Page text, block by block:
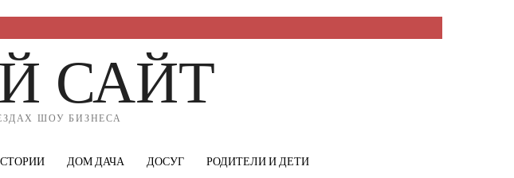
САЙТ
ШОУ БИЗНЕСА
ДОМ ДАЧА ДОСУГ РОДИТЕЛИ И ДЕТИ